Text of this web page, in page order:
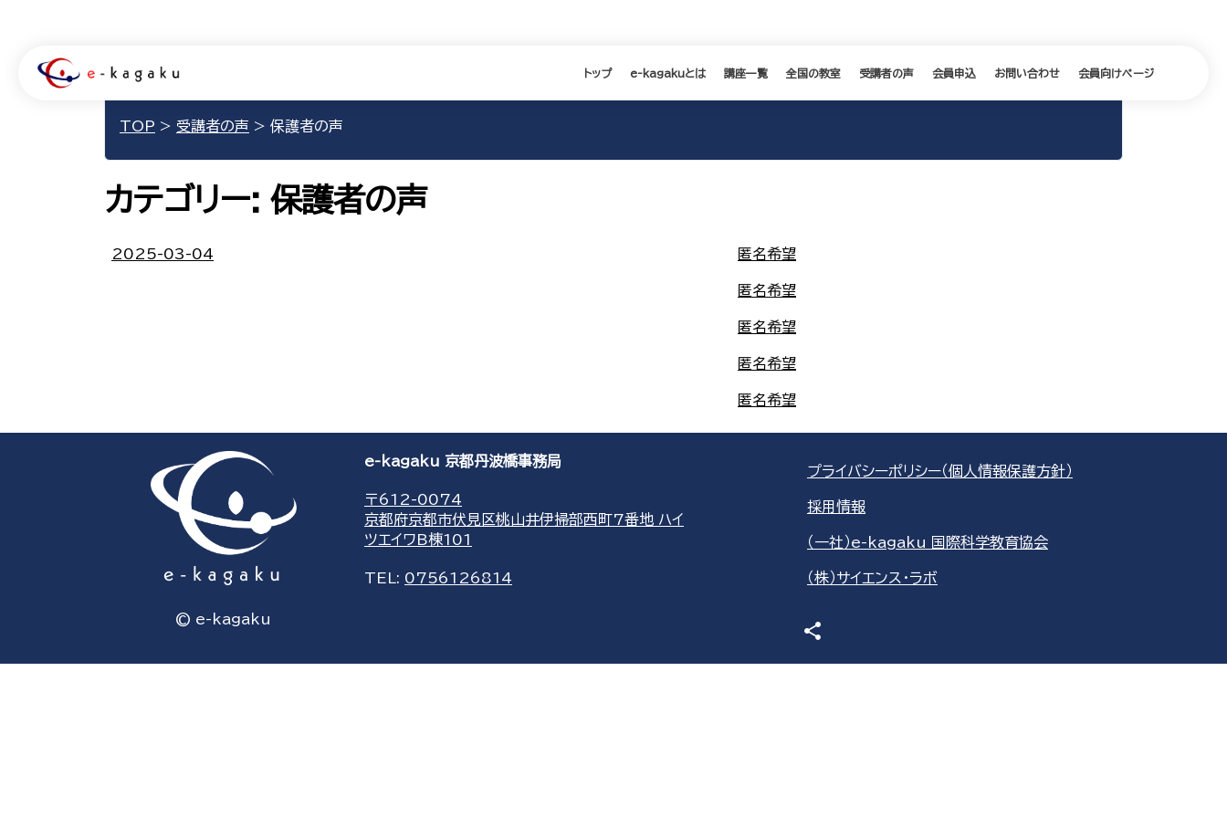
トップ e-kagakuとは 講座一覧 全国の教室 受講者の声 会員申込 お問い合わせ 会員向けページ
TOP > 受講者の声 > 保護者の声
カテゴリー:保護者の声
2025-03-04 匿名希望
匿名希望
匿名希望
匿名希望
匿名希望
© e-kagaku
e-kagaku 京都丹波橋事務局
〒612-0074
京都府京都市伏見区桃山井伊掃部西町7番地 ハイ
ツエイワB棟101
TEL: 0756126814
プライバシーポリシー（個人情報保護方針）
採用情報
（一社）e-kagaku 国際科学教育協会
（株）サイエンス・ラボ
share